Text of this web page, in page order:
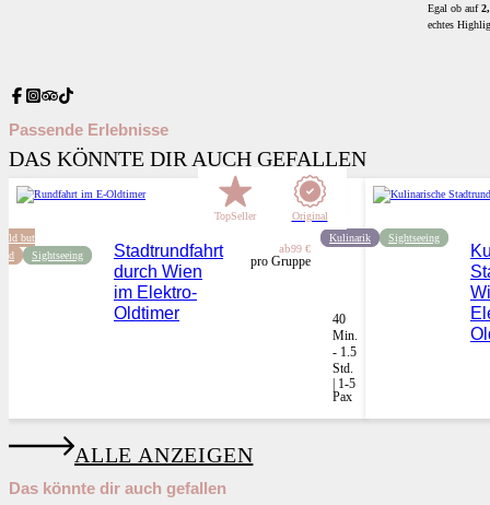
Egal ob auf
echtes
Passende Erlebnisse
DAS KÖNNTE DIR AUCH GEFALLEN
TopSeller
Original
Old but
Sightseeing
Stadtrundfahrt
durch Wien
im Elektro-
Oldtimer
ab99 €
pro Gruppe
40
Min.
- 1.5
Std.
| 1-5
Pax
Kulinarik Sightseeing
ALLE ANZEIGEN
Das könnte dir auch gefallen